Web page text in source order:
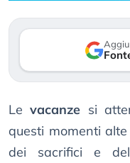
Levacanze si
questi momenti
dei sacrifici e